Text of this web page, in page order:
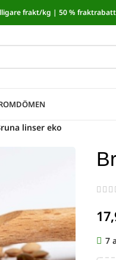
I kassan dras
frakt/kg | 50 %
OMDÖMEN
linser eko
7